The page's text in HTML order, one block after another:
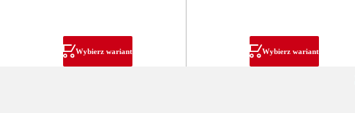
Wybierz wariant Wybierz wariant